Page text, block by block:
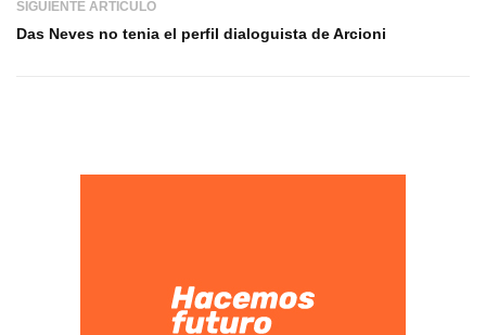
SIGUIENTE ARTÍCULO
Das Neves no tenia el perfil dialoguista de Arcioni